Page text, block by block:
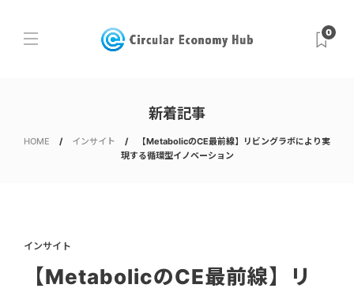
0
新着記事
HOME インサイト
【MetabolicのCE最前線】リビングラボにより実
現する循環型イノベーション
インサイト
【MetabolicのCE最前線】リ